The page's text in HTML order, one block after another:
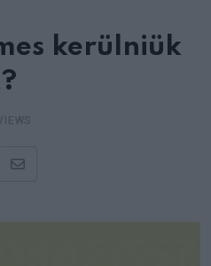
kerülniük
Share
Email